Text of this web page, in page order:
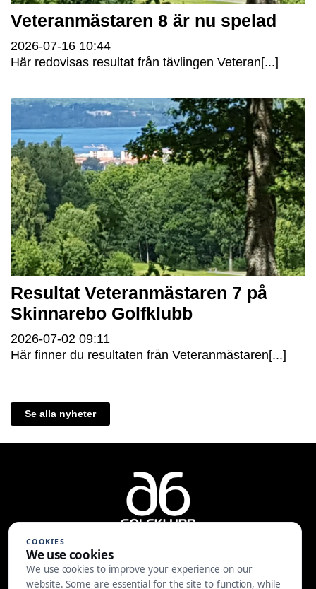
Veteranmästaren 8 är nu spelad
2026-07-16 10:44
Här redovisas resultat från tävlingen Veteran[...]
Resultat Veteranmästaren 7 på
Skinnarebo Golfklubb
2026-07-02 09:11
Här finner du resultaten från Veteranmästaren[...]
Se alla nyheter
A6 Golfklubb | Centralvägen 37 |
COOKIES
We use cookies
We use cookies to improve your experience on our
website. Some are essential for the site to function, while